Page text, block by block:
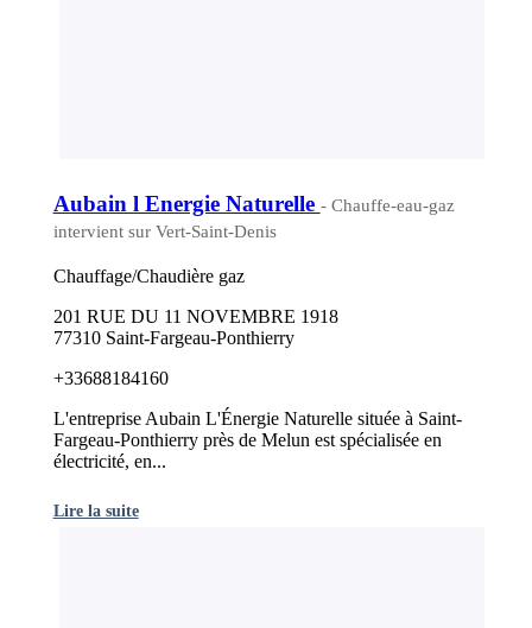
Aubain l Energie Naturelle - Chauffe-eau-gaz
intervient sur Vert-Saint-Denis
Chauffage/Chaudière gaz
201 RUE DU 11 NOVEMBRE 1918
77310 Saint-Fargeau-Ponthierry
+33688184160
L'entreprise Aubain L'Énergie Naturelle située à Saint-
Fargeau-Ponthierry près de Melun est spécialisée en
électricité, en...
Lire la suite